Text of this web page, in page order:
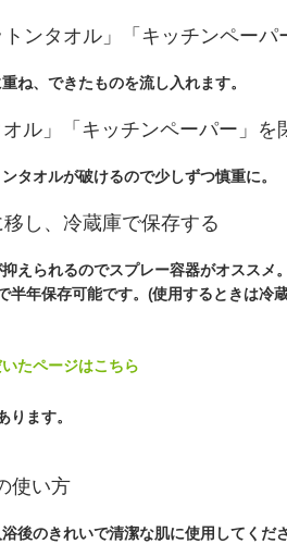
ンタオル」「キッチンペー
ね、できたものを流し入れます。
ル」「キッチンペーパー」を
タオルが破けるので少しずつ慎重に。
し、冷蔵庫で保存する
えられるのでスプレー容器がオススメ
半年保存可能です。(使用するときは冷
たページはこちら
ます。
使い方
後のきれいで清潔な肌に使用してくだ